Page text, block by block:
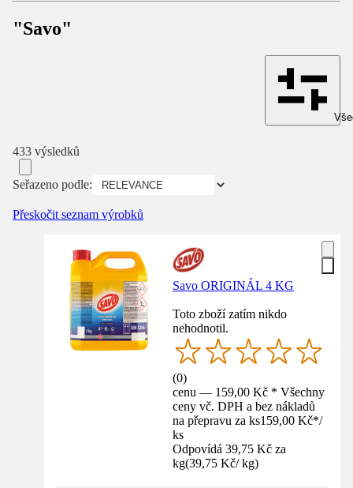
"Savo"
433 výsledků
Seřazeno podle:
Přeskočit seznam výrobků
Savo ORIGINÁL 4 KG
Toto zboží zatím nikdo
nehodnotil.
(0)
cenu — 159,00 Kč * Všechny
ceny vč. DPH a bez nákladů
na přepravu za ks159,00 Kč*/
ks
Odpovídá 39,75 Kč za
kg(39,75 Kč/ kg)